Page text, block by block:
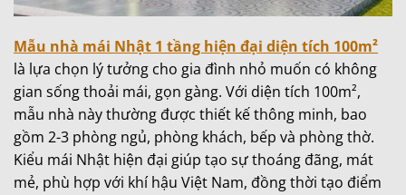
Mẫu nhà mái Nhật 1 tầng hiện đại diện tích 100m²
là lựa chọn lý tưởng cho gia đình nhỏ muốn có không
gian sống thoải mái, gọn gàng. Với diện tích 100m²,
mẫu nhà này thường được thiết kế thông minh, bao
gồm 2-3 phòng ngủ, phòng khách, bếp và phòng thờ.
Kiểu mái Nhật hiện đại giúp tạo sự thoáng đãng, mát
mẻ, phù hợp với khí hậu Việt Nam, đồng thời tạo điểm